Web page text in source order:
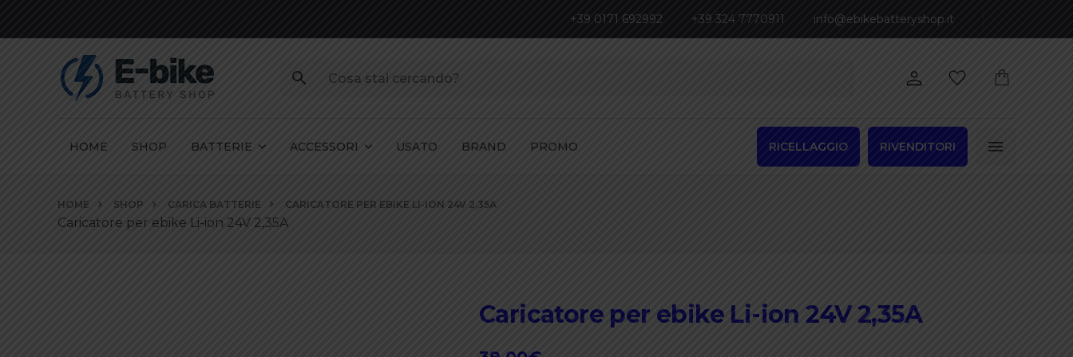
contenuti
+39 0171 692992 +39 324 7770911 info@ebikebatteryshop.it
HOME SHOP BATTERIE ACCESSORI USATO BRAND PROMO RICELLAGGIO RIVENDITORI
HOME SHOP CARICA BATTERIE CARICATORE PER EBIKE LI-ION 24V 2,35A
Caricatore per ebike Li-ion 24V 2,35A
Caricatore per ebike Li-ion 24V 2,35A